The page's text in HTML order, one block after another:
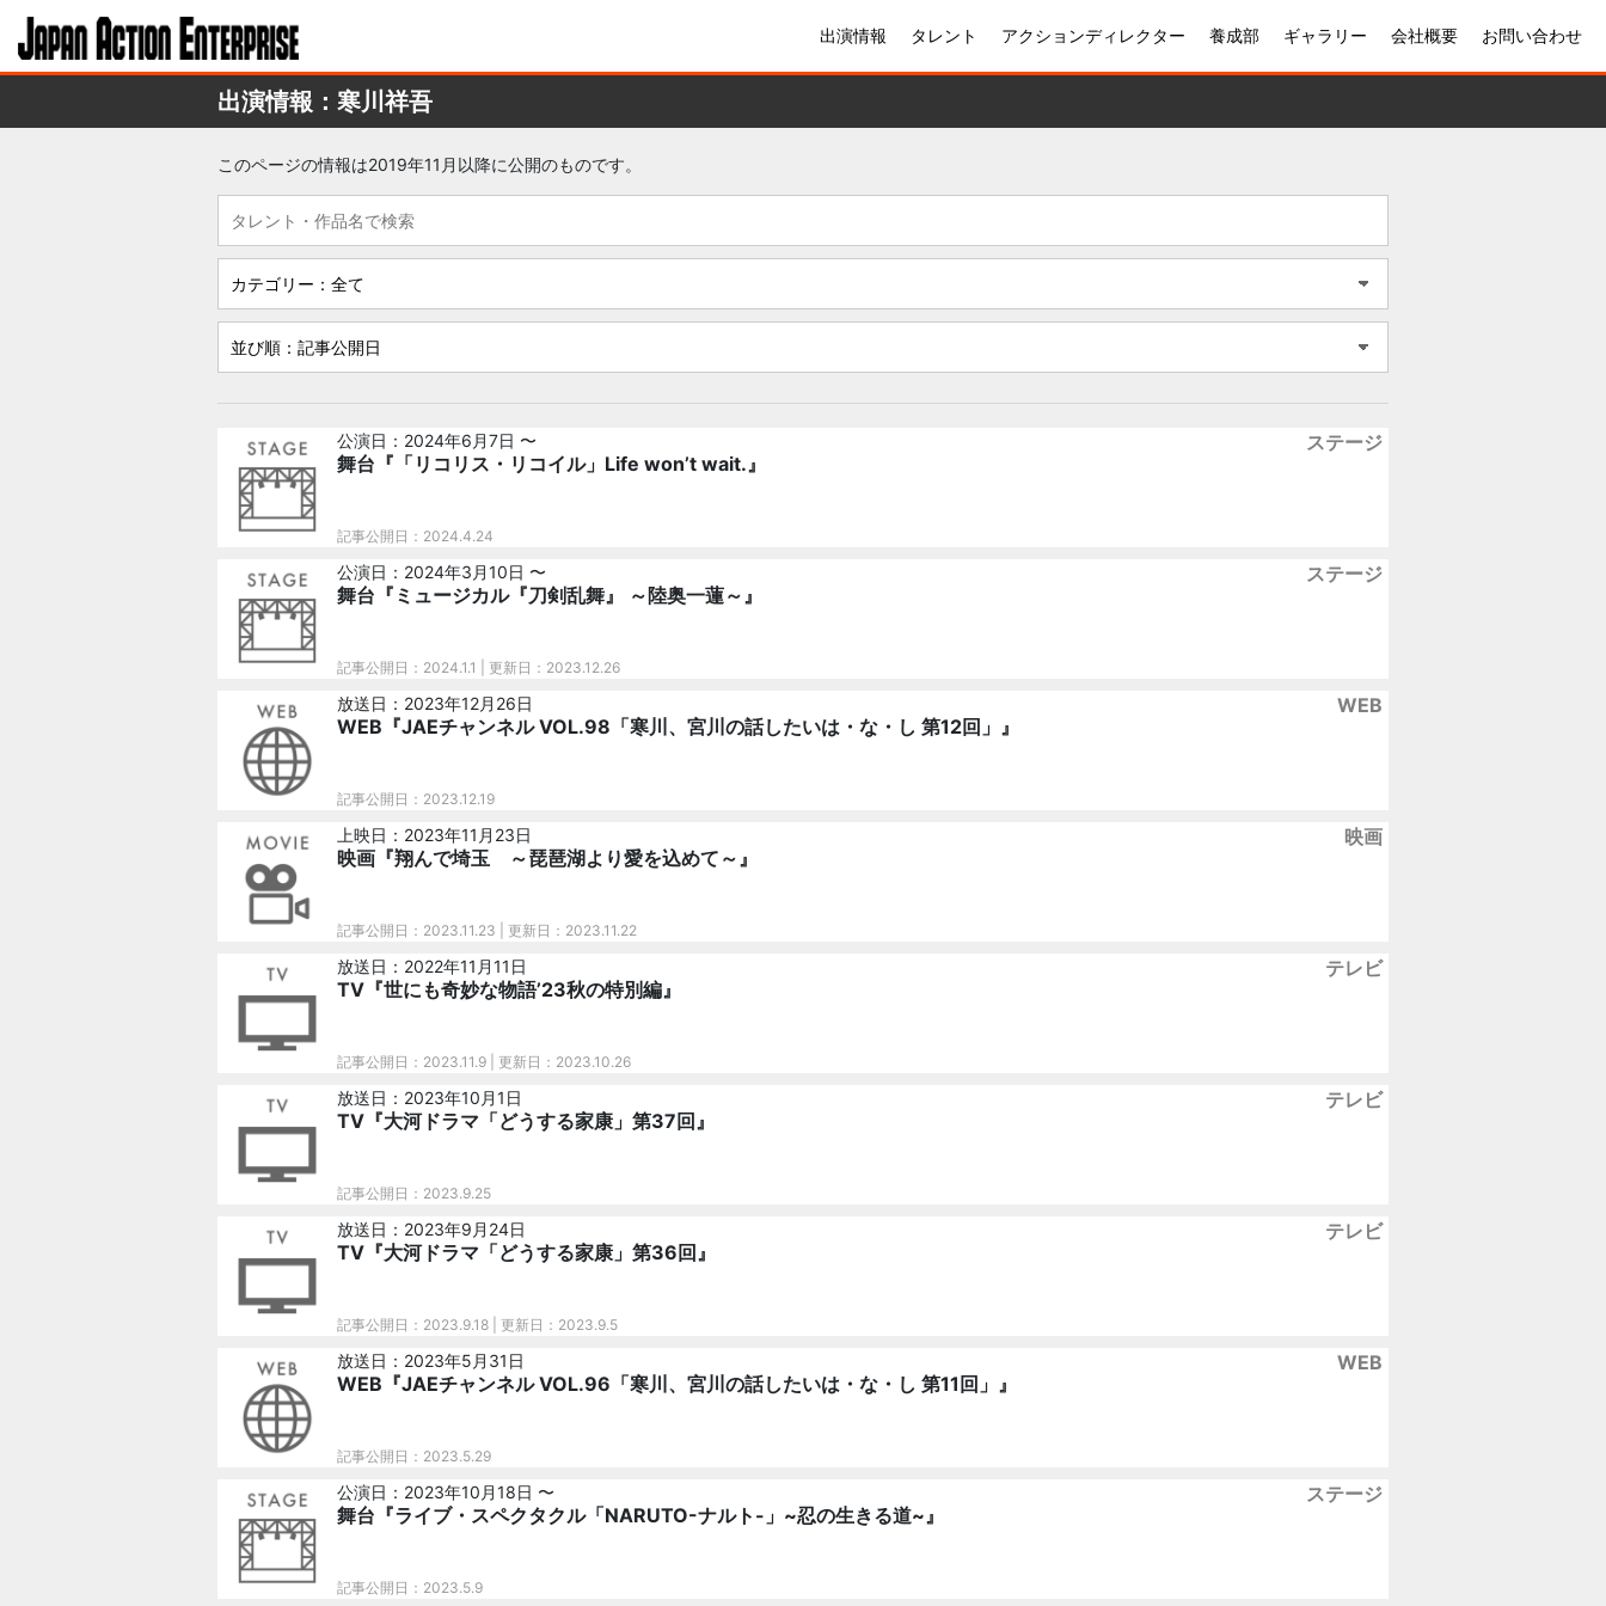
出演情報 タレント アクションディレクター 養成部 ギャラリー 会社概要 お問い合わせ
出演情報：寒川祥吾
このページの情報は2019年11月以降に公開のものです。
公演日：2024年6月7日 〜
舞台『「リコリス・リコイル」Life won’t wait.』
ステージ
記事公開日：2024.4.24
公演日：2024年3月10日 〜
舞台『ミュージカル『刀剣乱舞』 ～陸奥一蓮～』
ステージ
記事公開日：2024.1.1 | 更新日：2023.12.26
放送日：2023年12月26日
WEB『JAEチャンネル VOL.98「寒川、宮川の話したいは・な・し 第12回」』
WEB
記事公開日：2023.12.19
上映日：2023年11月23日
映画『翔んで埼玉 ～琵琶湖より愛を込めて～』
映画
記事公開日：2023.11.23 | 更新日：2023.11.22
放送日：2022年11月11日
TV『世にも奇妙な物語’23秋の特別編』
テレビ
記事公開日：2023.11.9 | 更新日：2023.10.26
放送日：2023年10月1日
TV『大河ドラマ「どうする家康」第37回』
テレビ
記事公開日：2023.9.25
放送日：2023年9月24日
TV『大河ドラマ「どうする家康」第36回』
テレビ
記事公開日：2023.9.18 | 更新日：2023.9.5
放送日：2023年5月31日
WEB『JAEチャンネル VOL.96「寒川、宮川の話したいは・な・し 第11回」』
WEB
記事公開日：2023.5.29
公演日：2023年10月18日 〜
舞台『ライブ・スペクタクル「NARUTO-ナルト-」~忍の生きる道~』
ステージ
記事公開日：2023.5.9